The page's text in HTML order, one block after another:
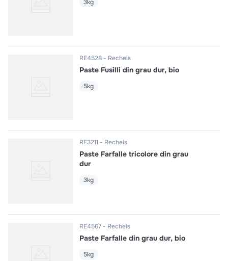
3kg
RE4528 Recheis
Paste Fusilli din grau dur, bio
5kg
RE3211 Recheis
Paste Farfalle tricolore din grau
dur
3kg
RE4567 Recheis
Paste Farfalle din grau dur, bio
5kg